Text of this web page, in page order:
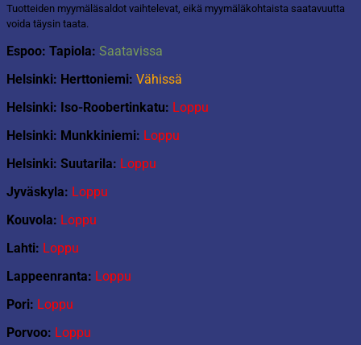
Tuotteiden myymäläsaldot vaihtelevat, eikä myymäläkohtaista saatavuutta
voida täysin taata.
Espoo: Tapiola: Saatavissa
Helsinki: Herttoniemi: Vähissä
Helsinki: Iso-Roobertinkatu: Loppu
Helsinki: Munkkiniemi: Loppu
Helsinki: Suutarila: Loppu
Jyväskyla: Loppu
Kouvola: Loppu
Lahti: Loppu
Lappeenranta: Loppu
Pori: Loppu
Porvoo: Loppu